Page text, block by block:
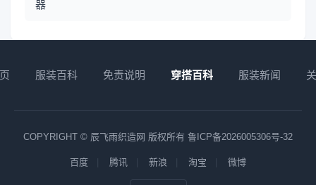
器
服装百科 免责说明 穿搭百科 服装新闻
COPYRIGHT © 辰飞雨织造网 版权所有 鲁ICP备2026005306号-32
百度 腾讯 新浪 淘宝 微博